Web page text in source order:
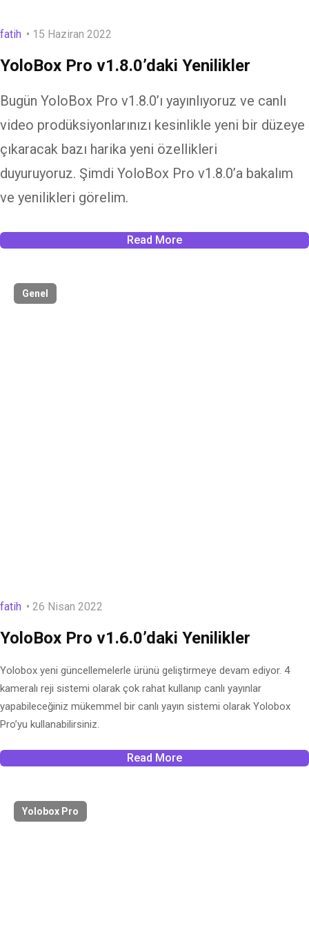
fatih 15 Haziran 2022
YoloBox Pro v1.8.0’daki Yenilikler
Bugün YoloBox Pro v1.8.0’ı yayınlıyoruz ve canlı
video prodüksiyonlarınızı kesinlikle yeni bir düzeye
çıkaracak bazı harika yeni özellikleri
duyuruyoruz. Şimdi YoloBox Pro v1.8.0’a bakalım
ve yenilikleri görelim.
Read More
Genel
fatih 26 Nisan 2022
YoloBox Pro v1.6.0’daki Yenilikler
Yolobox yeni güncellemelerle ürünü geliştirmeye devam ediyor. 4
kameralı reji sistemi olarak çok rahat kullanıp canlı yayınlar
yapabileceğiniz mükemmel bir canlı yayın sistemi olarak Yolobox
Pro’yu kullanabilirsiniz.
Read More
Yolobox Pro